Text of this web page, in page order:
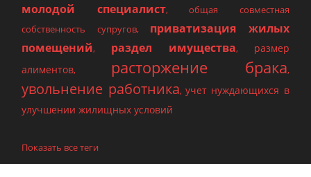
молодой специалист,общая совместная
собственность супругов, приватизация жилых
помещений, раздел имущества, размер
алиментов, расторжение брака,
увольнение работника,учет нуждающихся в
улучшении жилищных условий
Показать все теги